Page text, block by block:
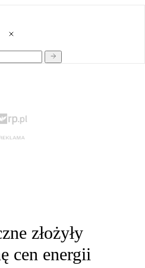
złożyły
cen energii